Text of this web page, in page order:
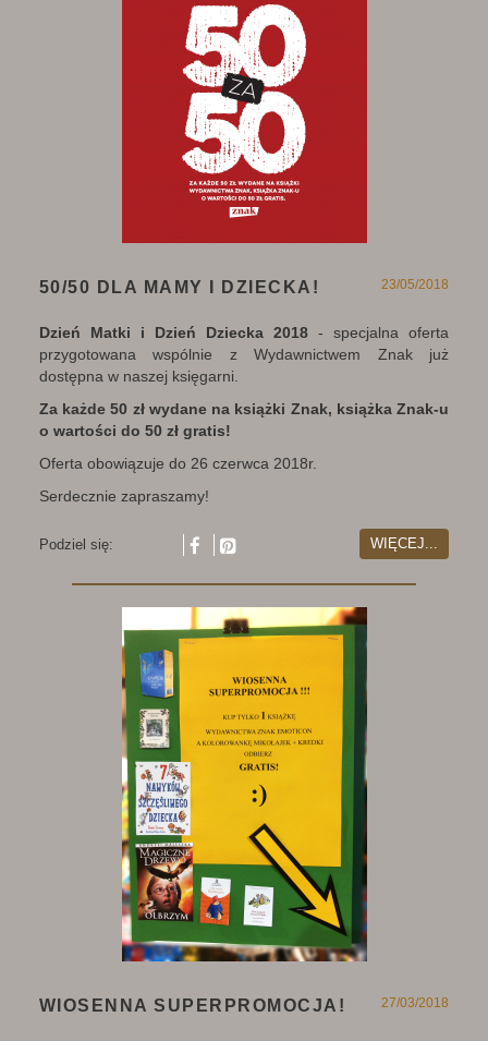
23/05/2018
50/50 DLA MAMY I DZIECKA!
Dzień Matki i Dzień Dziecka 2018 - specjalna oferta
przygotowana wspólnie z Wydawnictwem Znak już
dostępna w naszej księgarni.
Za każde 50 zł wydane na książki Znak, książka Znak-u
o wartości do 50 zł gratis!
Oferta obowiązuje do 26 czerwca 2018r.
Serdecznie zapraszamy!
Podziel się: WIĘCEJ...
27/03/2018
WIOSENNA SUPERPROMOCJA!